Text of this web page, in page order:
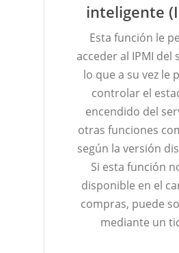
inteligente
Esta función le
acceder al IPMI del
lo que a su vez le
controlar el
encendido del
otras funciones
según la versión
Si esta función
disponible en el
compras, puede
mediante un